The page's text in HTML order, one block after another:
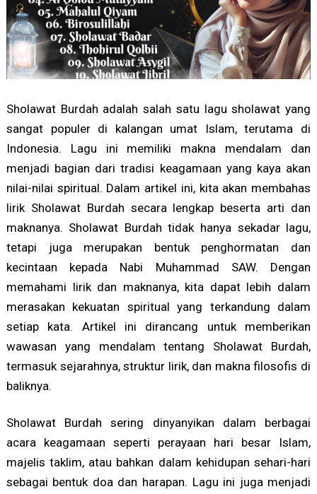
Sholawat Burdah adalah salah satu lagu sholawat yang
sangat populer di kalangan umat Islam, terutama di
Indonesia. Lagu ini memiliki makna mendalam dan
menjadi bagian dari tradisi keagamaan yang kaya akan
nilai-nilai spiritual. Dalam artikel ini, kita akan membahas
lirik Sholawat Burdah secara lengkap beserta arti dan
maknanya. Sholawat Burdah tidak hanya sekadar lagu,
tetapi juga merupakan bentuk penghormatan dan
kecintaan kepada Nabi Muhammad SAW. Dengan
memahami lirik dan maknanya, kita dapat lebih dalam
merasakan kekuatan spiritual yang terkandung dalam
setiap kata. Artikel ini dirancang untuk memberikan
wawasan yang mendalam tentang Sholawat Burdah,
termasuk sejarahnya, struktur lirik, dan makna filosofis di
baliknya.
Sholawat Burdah sering dinyanyikan dalam berbagai
acara keagamaan seperti perayaan hari besar Islam,
majelis taklim, atau bahkan dalam kehidupan sehari-hari
sebagai bentuk doa dan harapan. Lagu ini juga menjadi